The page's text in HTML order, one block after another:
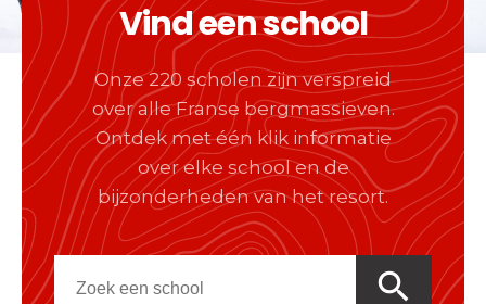
Vind een school
Onze 220 scholen zijn verspreid
over alle Franse bergmassieven.
Ontdek met één klik informatie
over elke school en de
bijzonderheden van het resort.
search